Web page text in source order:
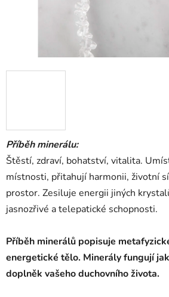
Příběh minerálu:
Štěstí, zdraví, bohatství, vitalita.
místnosti, přitahují harmonii, životní
prostor. Zesiluje energii jiných
jasnozřivé a telepatické schopnosti.
Příběh minerálů popisuje
energetické tělo. Minerály fungují
doplněk vašeho duchovního života.